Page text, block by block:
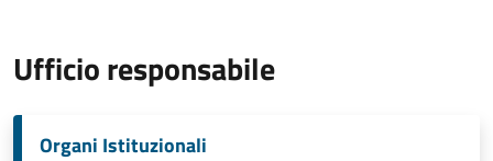
Ufficio responsabile
Organi Istituzionali